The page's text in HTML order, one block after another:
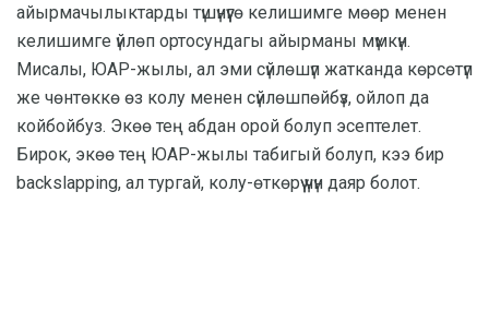
айырмачылыктарды түшүнүүгө келишимге мөөр менен
келишимге үйлөп ортосундагы айырманы мүмкүн.
Мисалы, ЮАР-жылы, ал эми сүйлөшүп жатканда көрсөтүп
же чөнтөккө өз колу менен сүйлөшпөйбүз, ойлоп да
койбойбуз. Экөө тең абдан орой болуп эсептелет.
Бирок, экөө тең ЮАР-жылы табигый болуп, кээ бир
backslapping, ал тургай, колу-өткөрүү үчүн даяр болот.